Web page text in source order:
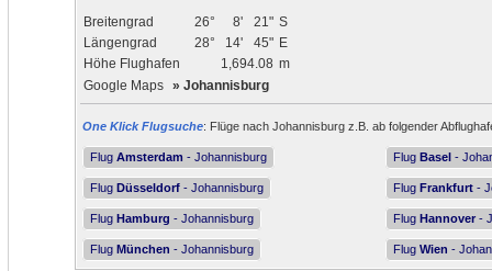
Breitengrad 26° 8' 21" S
Längengrad
28° 14' 45" E
Höhe Flughafen
1,694.08 m
Google Maps » Johannisburg
One Klick Flugsuche: Flüge nach Johannisburg z.B. ab folgender
Flug Amsterdam - Johannisburg Flug Basel -
Flug Düsseldorf - Johannisburg Flug Frankfurt -
Flug Hamburg - Johannisburg Flug Hannover -
Flug München - Johannisburg Flug Wien -